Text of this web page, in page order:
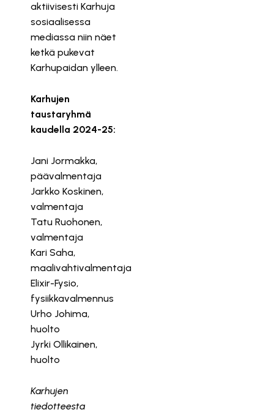
aktiivisesti Karhuja
sosiaalisessa
mediassa niin näet
ketkä pukevat
Karhupaidan ylleen.
Karhujen
taustaryhmä
kaudella 2024-25:
Jani Jormakka,
päävalmentaja
Jarkko Koskinen,
valmentaja
Tatu Ruohonen,
valmentaja
Kari Saha,
maalivahtivalmentaja
Elixir-Fysio,
fysiikkavalmennus
Urho Johima,
huolto
Jyrki Ollikainen,
huolto
Karhujen
tiedotteesta